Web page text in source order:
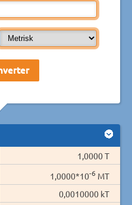
1,0000 T
1,0000*10-6 MT
0,0010000 kT